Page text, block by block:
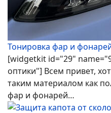
Тонировка фар и
[widgetkit id="29"
оптики"] Всем привет,
таким материалом как
фар и фонарей…